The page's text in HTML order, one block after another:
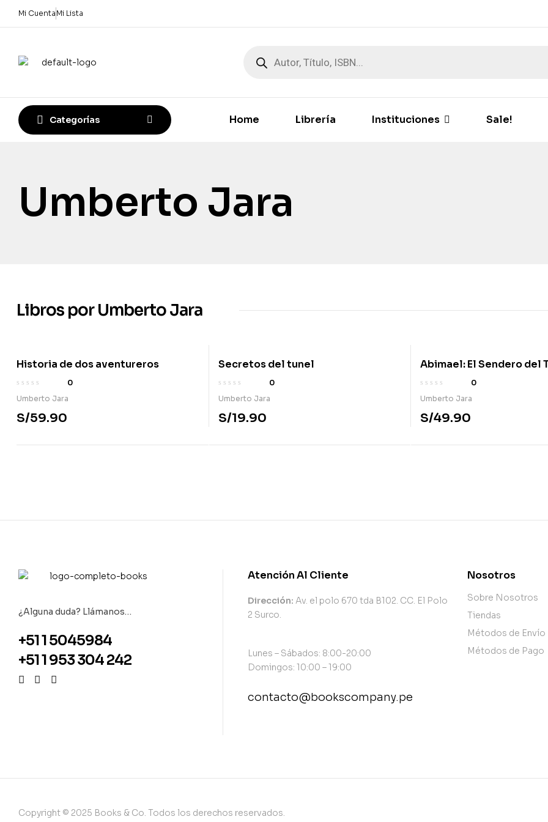
Mi Cuenta Mi Lista
Categorías Home Librería Instituciones Sale!
Umberto Jara
Libros por Umberto Jara
Historia de dos aventureros
0
Umberto Jara
S/59.90
Secretos del tunel
0
Umberto Jara
S/19.90
Abimael: El Sendero del
0
Umberto Jara
S/49.90
¿Alguna duda? Llámanos…
+51 1 5045984
+51 1 953 304 242
Atención Al Cliente
Dirección: Av. el polo 670 tda B102. CC. El Polo
2 Surco.
Lunes – Sábados: 8:00-20:00
Domingos: 10:00 – 19:00
contacto@bookscompany.pe
Nosotros
Sobre Nosotros
Tiendas
Métodos de Envío
Métodos de Pago
Copyright © 2025 Books & Co. Todos los derechos reservados.